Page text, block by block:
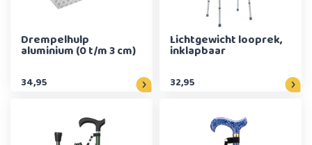
Drempelhulp
aluminium (0 t/m 3 cm)
34,95
Lichtgewicht looprek,
inklapbaar
32,95